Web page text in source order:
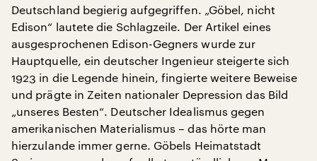
Deutschland begierig aufgegriffen. „Göbel, nicht
Edison“ lautete die Schlagzeile. Der Artikel eines
ausgesprochenen Edison-Gegners wurde zur
Hauptquelle, ein deutscher Ingenieur steigerte sich
1923 in die Legende hinein, fingierte weitere Beweise
und prägte in Zeiten nationaler Depression das Bild
„unseres Besten“. Deutscher Idealismus gegen
amerikanischen Materialismus – das hörte man
hierzulande immer gerne. Göbels Heimatstadt